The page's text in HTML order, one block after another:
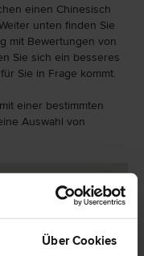
Über Cookies
einen Chinesisch
unten finden Sie
mit Bewertungen von
Sie sich ein besseres
Sie in Frage kommt.
einer bestimmten
Auswahl von